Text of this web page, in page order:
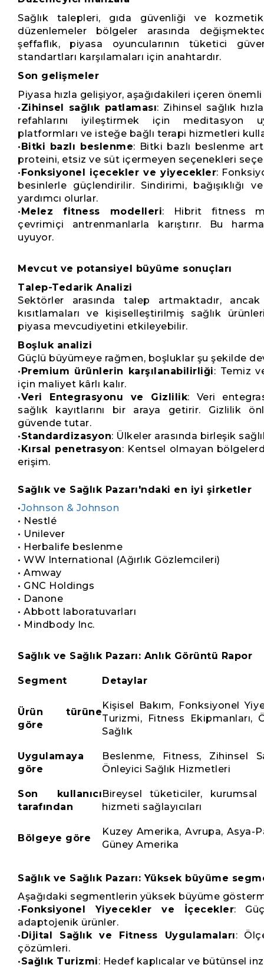
Sağlık talepleri, gıda güvenliği ve
düzenlemeler bölgeler arasında
şeffaflık, piyasa oyuncularının tüketici
standartları karşılamaları için anahtardır.
Son gelişmeler
Piyasa hızla gelişiyor, aşağıdakileri içeren
•Zihinsel sağlık patlaması: Zihinsel sağlık
refahlarını iyileştirmek için meditasyon
platformları ve isteğe bağlı terapi hizmetleri
•Bitki bazlı beslenme: Bitki bazlı beslenme
proteini, etsiz ve süt içermeyen seçenekleri
•Fonksiyonel içecekler ve yiyecekler:
besinlerle güçlendirilir. Sindirimi, bağışıklığı
yardımcı olurlar.
•Melez fitness modelleri: Hibrit fitness
çevrimiçi antrenmanlarla karıştırır. Bu
uyuyor.
Mevcut ve potansiyel büyüme sonuçları
Talep-Tedarik Analizi
Sektörler arasında talep artmaktadır,
kısıtlamaları ve kişiselleştirilmiş sağlık
piyasa mevcudiyetini etkileyebilir.
Boşluk analizi
Güçlü büyümeye rağmen, boşluklar şu şekilde
•Premium ürünlerin karşılanabilirliği: Temiz
için maliyet kârlı kalır.
•Veri Entegrasyonu ve Gizlilik: Veri
sağlık kayıtlarını bir araya getirir. Gizlilik
güvende tutar.
•Standardizasyon: Ülkeler arasında birleşik
•Kırsal penetrasyon: Kentsel olmayan
erişim.
Sağlık ve Sağlık Pazarı'ndaki en iyi şirketler
•Johnson & Johnson
• Nestlé
• Unilever
• Herbalife beslenme
• WW International (Ağırlık Gözlemcileri)
• Amway
• GNC Holdings
• Danone
• Abbott laboratuvarları
• Mindbody Inc.
Sağlık ve Sağlık Pazarı: Anlık Görüntü Rapor
Segment Detaylar
Ürün türüne
göre
Kişisel Bakım, Fonksiyonel
Turizmi, Fitness Ekipmanları,
Sağlık
Uygulamaya
göre
Beslenme, Fitness, Zihinsel
Önleyici Sağlık Hizmetleri
Son kullanıcı
tarafından
Bireysel tüketiciler, kurumsal
hizmeti sağlayıcıları
Bölgeye göre
Kuzey Amerika, Avrupa, Asya-
Güney Amerika
Sağlık ve Sağlık Pazarı: Yüksek büyüme
Aşağıdaki segmentlerin yüksek büyüme
•Fonksiyonel Yiyecekler ve İçecekler:
adaptojenik ürünler.
•Dijital Sağlık ve Fitness Uygulamaları:
çözümleri.
•Sağlık Turizmi: Hedef kaplıcalar ve bütünsel